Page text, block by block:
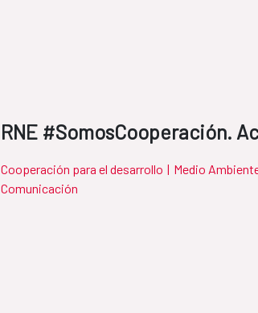
RNE #SomosCooperación.
Cooperación para el desarrollo | Medio
Comunicación